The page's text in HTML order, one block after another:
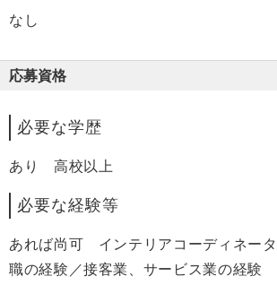
なし
応募資格
必要な学歴
あり 高校以上
必要な経験等
あれば尚可 インテリアコーディネー
職の経験／接客業、サービス業の経験